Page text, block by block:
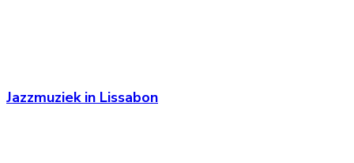
Jazzmuziek in Lissabon